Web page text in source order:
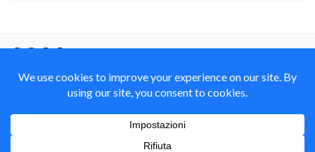
Alike 4.0 International